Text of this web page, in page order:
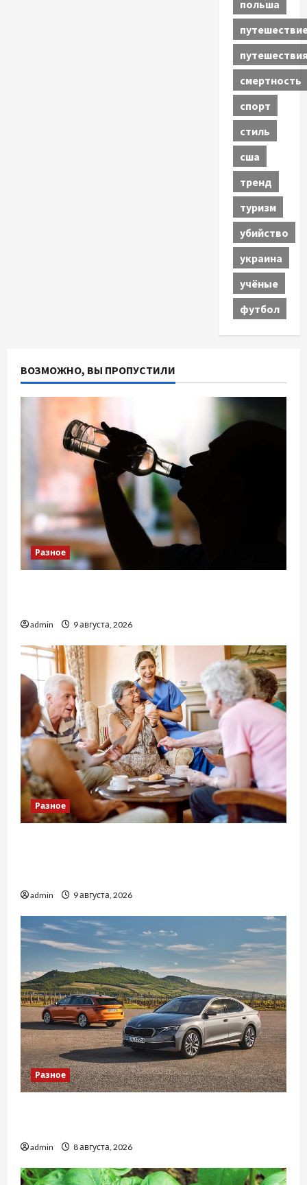
польша
смертность
спорт
стиль
сша
тренд
туризм
убийство
украина
учёные
футбол
ВОЗМОЖНО, ВЫ ПРОПУСТИЛИ
Разное
admin 9 августа, 2026
Разное
admin 9 августа, 2026
Разное
admin 8 августа, 2026